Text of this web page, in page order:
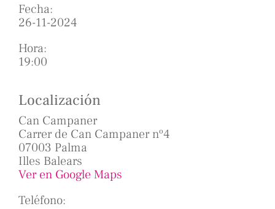
Fecha:
26-11-2024
Hora:
19:00
Localización
Can Campaner
Carrer de Can Campaner nº4
07003 Palma
Illes Balears
Ver en Google Maps
Teléfono: